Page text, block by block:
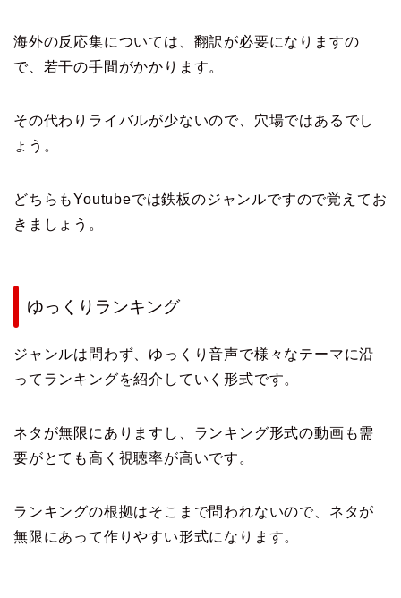
海外の反応集については、翻訳が必要になりますの
で、若干の手間がかかります。
その代わりライバルが少ないので、穴場ではあるでし
ょう。
どちらもYoutubeでは鉄板のジャンルですので覚えてお
きましょう。
ゆっくりランキング
ジャンルは問わず、ゆっくり音声で様々なテーマに沿
ってランキングを紹介していく形式です。
ネタが無限にありますし、ランキング形式の動画も需
要がとても高く視聴率が高いです。
ランキングの根拠はそこまで問われないので、ネタが
無限にあって作りやすい形式になります。